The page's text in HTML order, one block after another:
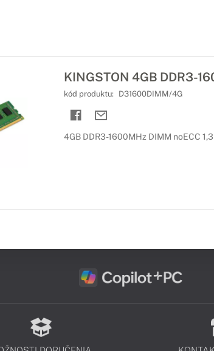
KINGSTON 4GB DDR3-
kód produktu: D31600DIMM/4G
4GB DDR3-1600MHz DIMM noECC